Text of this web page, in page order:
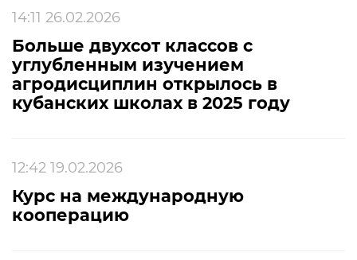
14:11 26.02.2026
Больше двухсот классов с
углубленным изучением
агродисциплин открылось в
кубанских школах в 2025 году
12:42 19.02.2026
Курс на международную
кооперацию